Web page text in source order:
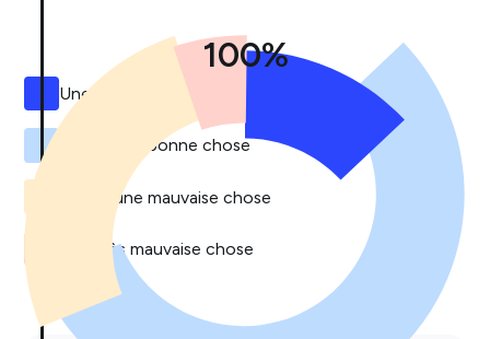
100%
Une très bonne chose
Plutôt une bonne chose
Plutôt une mauvaise chose
Une très mauvaise chose